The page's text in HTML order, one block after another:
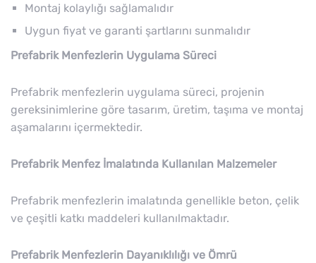
Montaj kolaylığı sağlamalıdır
Uygun fiyat ve garanti şartlarını sunmalıdır
Prefabrik Menfezlerin Uygulama Süreci
Prefabrik menfezlerin uygulama süreci, projenin
gereksinimlerine göre tasarım, üretim, taşıma ve montaj
aşamalarını içermektedir.
Prefabrik Menfez İmalatında Kullanılan Malzemeler
Prefabrik menfezlerin imalatında genellikle beton, çelik
ve çeşitli katkı maddeleri kullanılmaktadır.
Prefabrik Menfezlerin Dayanıklılığı ve Ömrü